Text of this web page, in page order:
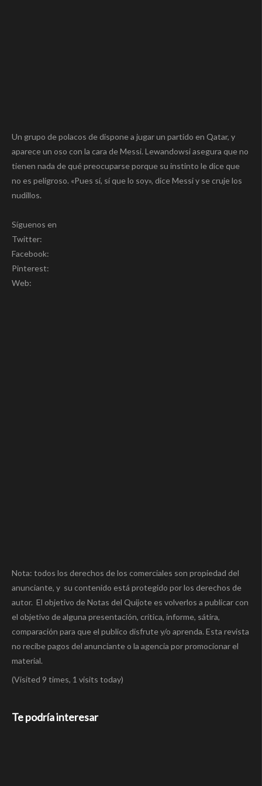
Un grupo de polacos de dispone a jugar un partido en Qatar, y
aparece un oso con la cara de Messi. Lewandowsi asegura que no
tienen nada de qué preocuparse porque su instinto le dice que
no es peligroso. «Pues sí, sí que lo soy», dice Messi y se cruje los
nudillos.
Síguenos en
Twitter:
Facebook:
Pinterest:
Web:
Nota: todos los derechos de los comerciales son propiedad del
anunciante, y su contenido está protegido por los derechos de
autor. El objetivo de Notas del Quijote es volverlos a publicar con
el objetivo de alguna presentación, crítica, informe, sátira,
comparación para que el publico disfrute y/o aprenda. Esta revista
no recibe pagos del anunciante o la agencia por promocionar el
material.
(Visited 9 times, 1 visits today)
Te podría interesar